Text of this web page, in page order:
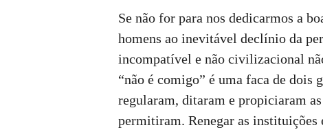
Se não for para nos dedicarmos a
homens ao inevitável declínio da
incompatível e não civilizacional
“não é comigo” é uma faca de dois
regularam, ditaram e propiciaram
permitiram. Renegar as instituições